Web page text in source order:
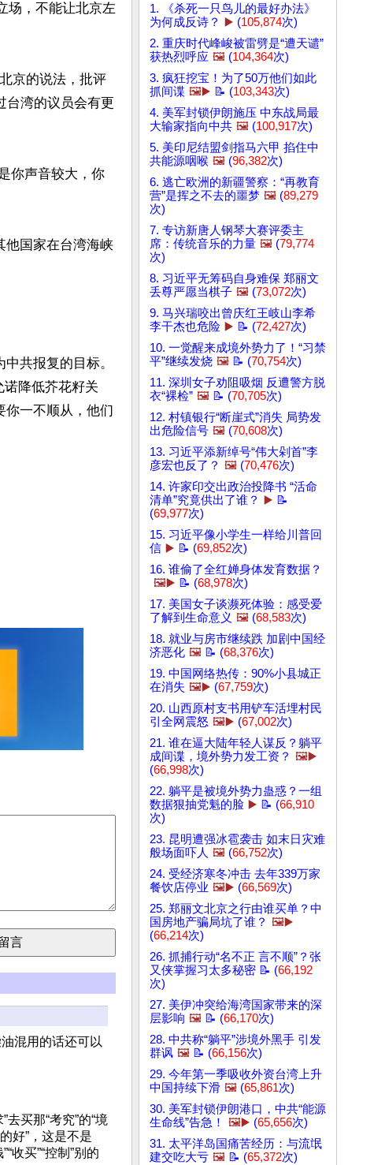
场，不能让北京左
京的说法，批评
台湾的议员会有更
你声音较大，你
他国家在台湾海峡
共报复的目标。
诺降低芥花籽关
你一不顺从，他们
混用的话还可以
去买那“考究”的“境
好”，这是不是
收买”“控制”别的
1. 《杀死一只鸟儿的最好办法》
为何成反诗？
▶️ (105,874次)
2. 重庆时代峰峻被雷劈是“遭天谴”
获热烈呼应 🖼️ (104,364次)
3. 疯狂挖宝！为了50万他们如此
抓间谍 🖼️▶️ 📝 (103,343次)
4. 美军封锁伊朗施压 中东战局最
大输家指向中共 🖼️ (100,917次)
5. 美印尼结盟剑指马六甲 掐住中
共能源咽喉 🖼️ (96,382次)
6. 逃亡欧洲的新疆警察：“再教育
营”是挥之不去的噩梦 🖼️ (89,279
次)
7. 专访新唐人钢琴大赛评委主
席：传统音乐的力量 🖼️ (79,774
次)
8. 习近平无筹码自身难保 郑丽文
丢尊严愿当棋子 🖼️ (73,072次)
9. 马兴瑞咬出曾庆红王岐山李希
李干杰也危险 ▶️ 📝 (72,427次)
10. 一觉醒来成境外势力了！“习禁
平”继续发烧 🖼️ 📝 (70,754次)
11. 深圳女子劝阻吸烟 反遭警方脱
衣“裸检” 🖼️ 📝 (70,705次)
12. 村镇银行“断崖式”消失 局势发
出危险信号 🖼️ (70,608次)
13. 习近平添新绰号“伟大剁首”李
彦宏也反了？ 🖼️ (70,476次)
14. 许家印交出政治投降书 “活命
清单”究竟供出了谁？
▶️ 📝
(69,977次)
15. 习近平像小学生一样给川普回
信 ▶️ 📝 (69,852次)
16. 谁偷了全红婵身体发育数据？
🖼️▶️ 📝 (68,978次)
17. 美国女子谈濒死体验：感受爱
了解到生命意义 🖼️ (68,583次)
18. 就业与房市继续跌 加剧中国经
济恶化 🖼️ 📝 (68,376次)
19. 中国网络热传：90%小县城正
在消失 🖼️▶️ (67,759次)
20. 山西原村支书用铲车活埋村民
引全网震怒 🖼️▶️ (67,002次)
21. 谁在逼大陆年轻人谋反？躺平
成间谍，境外势力发工资？ 🖼️▶️
(66,998次)
22. 躺平是被境外势力蛊惑？一组
数据狠抽党魁的脸 ▶️ 📝 (66,910
次)
23. 昆明遭强冰雹袭击 如末日灾难
般场面吓人 🖼️ (66,752次)
24. 受经济寒冬冲击 去年339万家
餐饮店停业 🖼️▶️ (66,569次)
25. 郑丽文北京之行由谁买单？中
国房地产骗局坑了谁？ 🖼️▶️
(66,214次)
26. 抓捕行动“名不正 言不顺”？张
又侠掌握习太多秘密 📝 (66,192
次)
27. 美伊冲突给海湾国家带来的深
层影响 🖼️ 📝 (66,170次)
28. 中共称“躺平”涉境外黑手 引发
群讽 🖼️ 📝 (66,156次)
29. 今年第一季吸收外资台湾上升
中国持续下滑 🖼️ (65,861次)
30. 美军封锁伊朗港口，中共“能源
生命线”告急！
🖼️▶️ (65,656次)
31. 太平洋岛国痛苦经历：与流氓
建交吃大亏 🖼️ 📝 (65,372次)